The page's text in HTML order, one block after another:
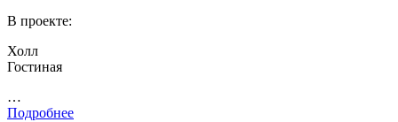
В проекте:
Холл
Гостиная
…
Подробнее